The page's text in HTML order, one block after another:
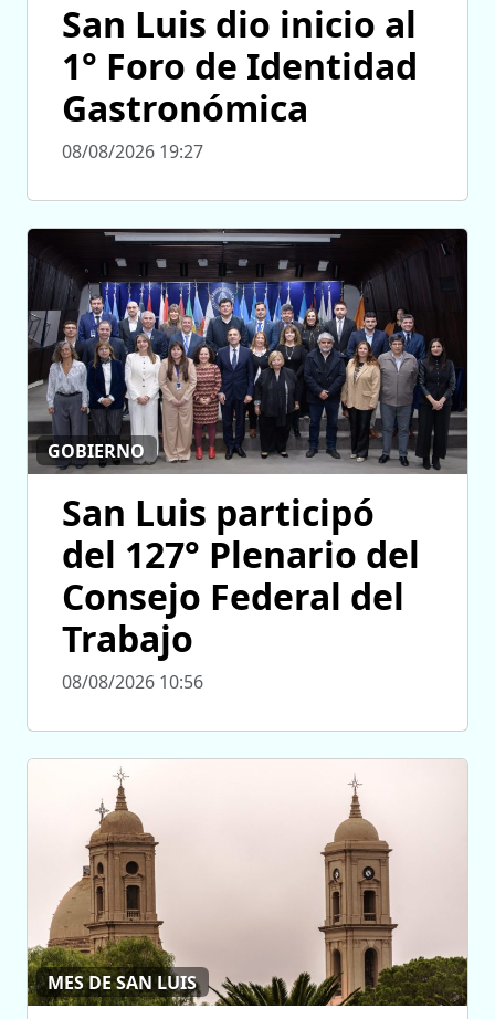
San Luis dio inicio al
1° Foro de Identidad
Gastronómica
08/08/2026 19:27
GOBIERNO
San Luis participó
del 127° Plenario del
Consejo Federal del
Trabajo
08/08/2026 10:56
MES DE SAN LUIS